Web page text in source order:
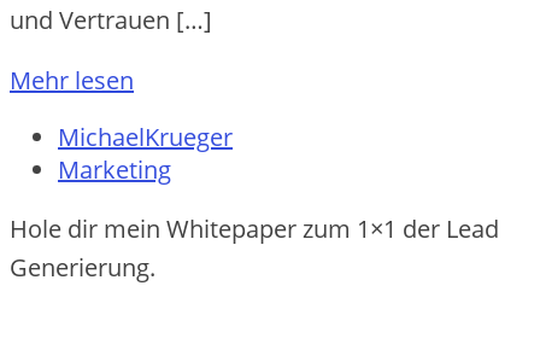
u‬nd Vertrauen […]
Mehr lesen
MichaelKrueger
Marketing
Hole dir mein Whitepaper zum 1×1 der Lead
Generierung.